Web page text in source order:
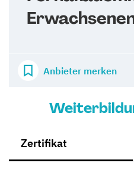
Anbieter merken
Zertifikat